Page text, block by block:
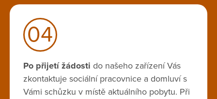
04
Po přijetí žádosti do našeho zařízení Vás
zkontaktuje sociální pracovnice a domluví s
Vámi schůzku v místě aktuálního pobytu. Při